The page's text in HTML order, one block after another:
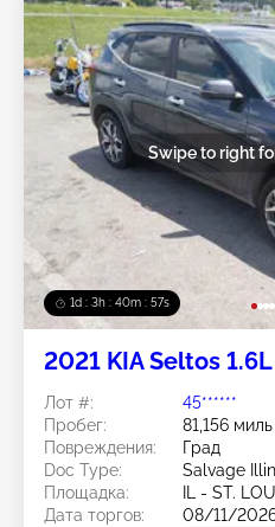
1d : 3h : 40m : 54s
Swipe to right
2021 KIA Seltos 1.6L
Лот #:
45******
Пробег:
81,156 миль
Повреждения:
Град
Doc Type:
Salvage
Площадка:
IL - ST.
Дата торгов:
08/11/